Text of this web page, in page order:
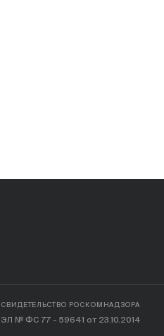
СВИДЕТЕЛЬСТВО РОСКОМНАДЗОРА
ЭЛ № ФС 77 - 59641 от 23.10.2014